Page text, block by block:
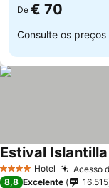
De € 70
Consulte os preços
4 EstrelasHotel Acesso
Estival Islantilla
8,8 Excelente 16.515